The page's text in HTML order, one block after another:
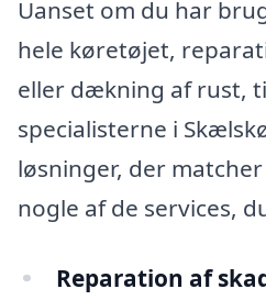
Uanset om du har
hele køretøjet,
eller dækning af rust,
specialisterne i
løsninger, der
nogle af de services,
Reparation af